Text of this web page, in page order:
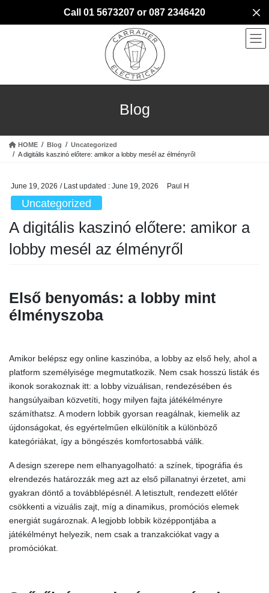
Call 01 5673207 or 087 2346420
Blog
HOME Blog
Uncategorized
A digitális kaszinó előtere: amikor a lobby mesél az élményről
June 19, 2026 / Last updated : June 19, 2026 Paul H
Uncategorized
A digitális kaszinó előtere: amikor a
lobby mesél az élményről
Első benyomás: a lobby mint
élményszoba
Amikor belépsz egy online kaszinóba, a lobby az első hely, ahol a
platform személyisége megmutatkozik. Nem csak hosszú listák és
ikonok sorakoznak itt: a lobby vizuálisan, rendezésében és
hangsúlyaiban közvetíti, hogy milyen fajta játékélményre
számíthatsz. A modern lobbik gyorsan reagálnak, kiemelik az
újdonságokat, és egyértelműen elkülönítik a különböző
kategóriákat, így a böngészés komfortosabbá válik.
A design szerepe nem elhanyagolható: a színek, tipográfia és
elrendezés határozzák meg azt az első pillanatnyi érzetet, ami
gyakran döntő a továbblépésnél. A letisztult, rendezett előtér
csökkenti a vizuális zajt, míg a dinamikus, promóciós elemek
energiát sugároznak. A legjobb lobbik középpontjába a
játékélményt helyezik, nem csak a tranzakciókat vagy a
promóciókat.